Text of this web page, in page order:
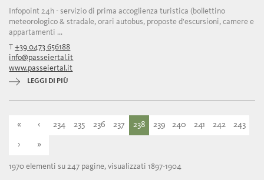
Infopoint 24h - servizio di prima accoglienza turistica (bollettino
meteorologico & stradale, orari autobus, proposte d'escursioni, camere e
appartamenti ...
T+39 0473 656188
info@passeiertal.it
www.passeiertal.it
LEGGI DI PIÙ
« ‹ 234 235 236 237 238 239 240 241 242 243
› »
1970 elementi su 247 pagine, visualizzati 1897-1904